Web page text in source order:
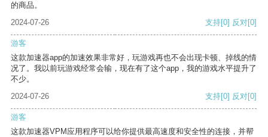
的商品。
2024-07-26
支持[0] 反对[0]
游客
这款加速器app的加速效果非常好，玩游戏再也不会出现卡顿、掉线的情
况了。我以前玩游戏经常会输，现在有了这个app，我的游戏水平提升了
不少。
2024-07-26
支持[0] 反对[0]
游客
这款加速器VPM应用程序可以给你提供最高速度和安全性的连接，并帮